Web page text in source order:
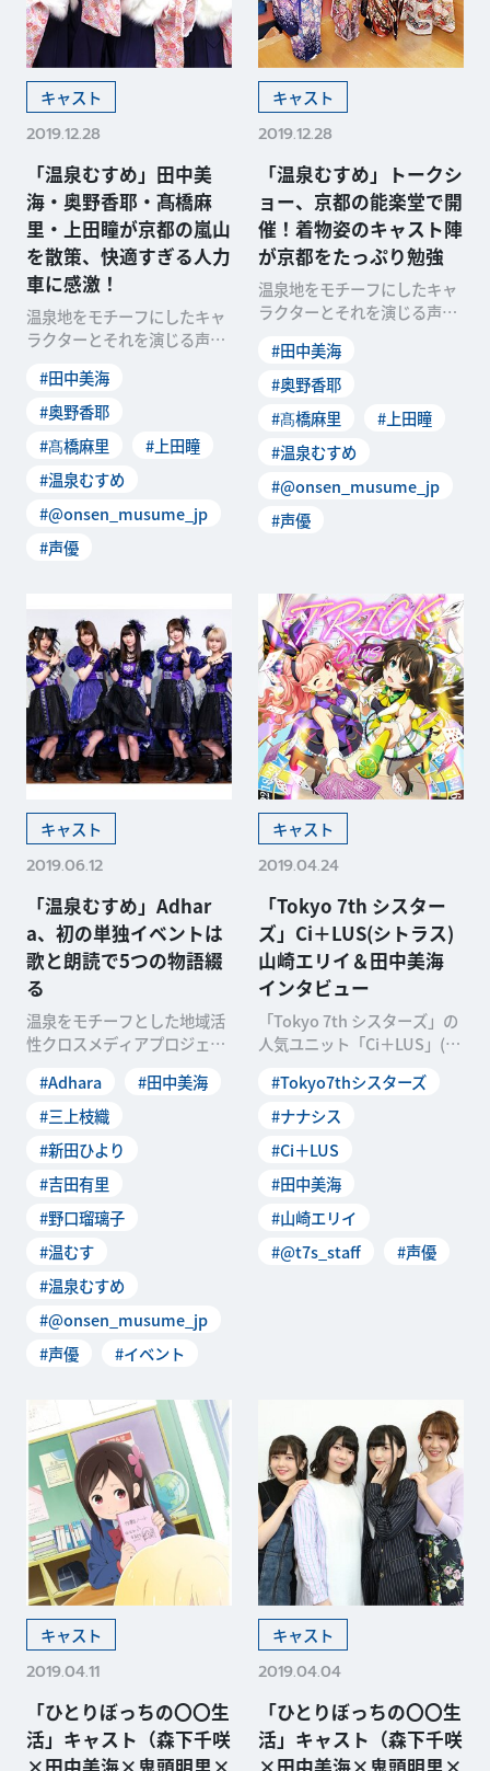
キャスト
2019.12.28
「温泉むすめ」田中美
海・奥野香耶・髙橋麻
里・上田瞳が京都の嵐山
を散策、快適すぎる人力
車に感激！
温泉地をモチーフにしたキャ
ラクターとそれを演じる声優
にライブやイベントなど
#田中美海
#奥野香耶
#髙橋麻里
#上田瞳
#温泉むすめ
#@onsen_musume_jp
#声優
キャスト
2019.12.28
「温泉むすめ」トークシ
ョー、京都の能楽堂で開
催！着物姿のキャスト陣
が京都をたっぷり勉強
温泉地をモチーフにしたキャ
ラクターとそれを演じる声優
にライブやイベントなど
#田中美海
#奥野香耶
#髙橋麻里
#上田瞳
#温泉むすめ
#@onsen_musume_jp
#声優
キャスト
2019.06.12
「温泉むすめ」Adhar
a、初の単独イベントは
歌と朗読で5つの物語綴
る
温泉をモチーフとした地域活
性クロスメディアプロジェク
ジェクトから生まれたグ
#Adhara
#田中美海
#三上枝織
#新田ひより
#吉田有里
#野口瑠璃子
#温むす
#温泉むすめ
#@onsen_musume_jp
#声優
#イベント
キャスト
2019.04.24
「Tokyo 7th シスター
ズ」Ci＋LUS(シトラス)
山崎エリイ＆田中美海
インタビュー
「Tokyo 7th シスターズ」の
人気ユニット「Ci＋LUS」(シ
#Tokyo7thシスターズ
#ナナシス
#Ci＋LUS
#田中美海
#山崎エリイ
#@t7s_staff
#声優
キャスト
2019.04.11
「ひとりぼっちの〇〇生
活」キャスト（森下千咲
キャスト
2019.04.04
「ひとりぼっちの〇〇生
活」キャスト（森下千咲